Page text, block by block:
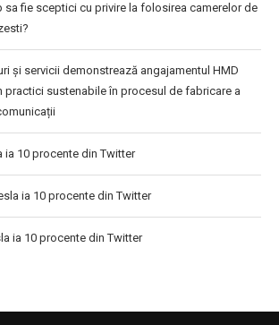
sa fie sceptici cu privire la folosirea camerelor de
și servicii demonstrează angajamentul HMD
practici sustenabile în procesul de fabricare a
ia 10 procente din Twitter
ia 10 procente din Twitter
ia 10 procente din Twitter